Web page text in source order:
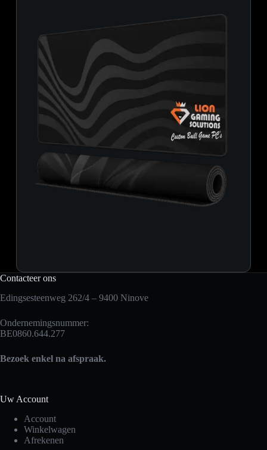
Contacteer ons
Edingsesteenweg 262/4 – 9400 Ninove
Ondernemingsnummer:
BE0860.644.277
Bezoek enkel na afspraak.
Uw Account
Account
Winkelwagen
Afrekenen